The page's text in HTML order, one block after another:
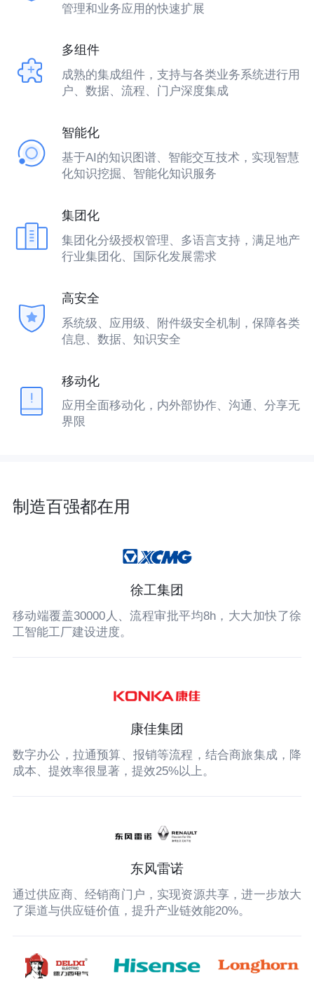
管理和业务应用的快速扩展
多组件
成熟的集成组件，支持与各类业务系统进行用
户、数据、流程、门户深度集成
智能化
基于AI的知识图谱、智能交互技术，实现智慧
化知识挖掘、智能化知识服务
集团化
集团化分级授权管理、多语言支持，满足地产
行业集团化、国际化发展需求
高安全
系统级、应用级、附件级安全机制，保障各类
信息、数据、知识安全
移动化
应用全面移动化，内外部协作、沟通、分享无
界限
制造百强都在用
徐工集团
移动端覆盖30000人、流程审批平均8h，大大加快了徐
工智能工厂建设进度。
康佳集团
数字办公，拉通预算、报销等流程，结合商旅集成，降
成本、提效率很显著，提效25%以上。
东风雷诺
通过供应商、经销商门户，实现资源共享，进一步放大
了渠道与供应链价值，提升产业链效能20%。